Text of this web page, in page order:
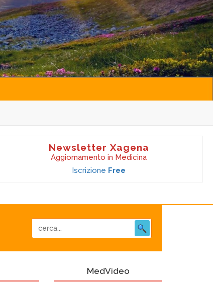
Newsletter Xagena
Aggiornamento in Medicina
Iscrizione Free
MedVideo